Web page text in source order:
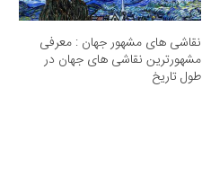
نقاشی های مشهور جهان : معرفی
مشهورترین نقاشی های جهان در
طول تاریخ